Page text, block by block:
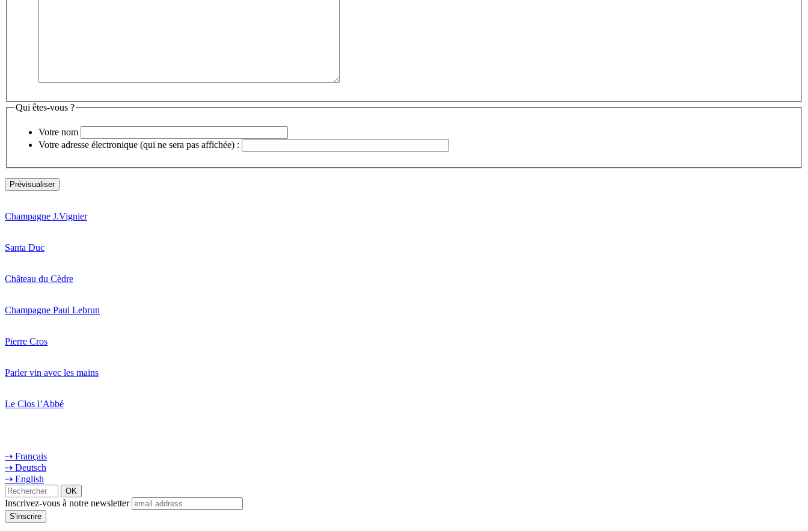
Qui êtes-vous ?
Votre nom
Votre adresse électronique (qui ne sera pas affichée) :
Champagne J.Vignier
Santa Duc
Château du Cèdre
Champagne Paul Lebrun
Pierre Cros
Parler vin avec les mains
Le Clos l’Abbé
⇢ Français
⇢ Deutsch
⇢ English
Inscrivez-vous à notre newsletter